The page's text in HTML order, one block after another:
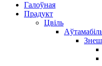
Галоўная
Прадукт
Цвіль